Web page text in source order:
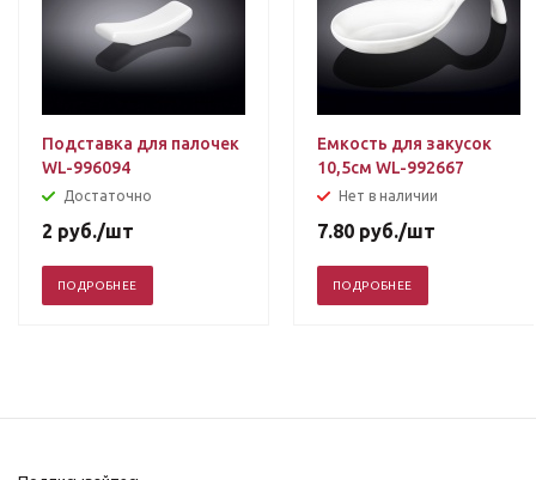
Подставка для палочек
WL-996094
Достаточно
2 руб./шт
ПОДРОБНЕЕ
Емкость для закусок
10,5см WL-992667
Нет в наличии
7.80 руб./шт
ПОДРОБНЕЕ